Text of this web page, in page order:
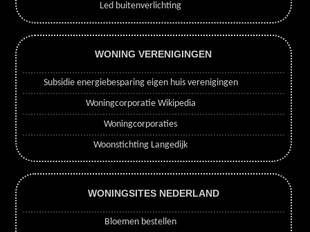
Led buitenverlichting
WONING VERENIGINGEN
Subsidie energiebesparing eigen huis verenigingen
Woningcorporatie Wikipedia
Woningcorporaties
Woonstichting Langedijk
WONINGSITES NEDERLAND
Bloemen bestellen